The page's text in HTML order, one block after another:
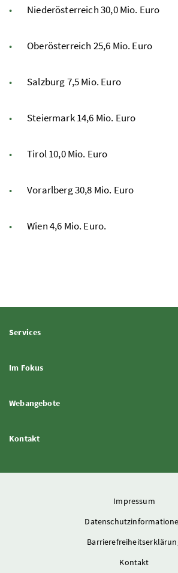
Niederösterreich 30,0 Mio. Euro
Oberösterreich 25,6 Mio. Euro
Salzburg 7,5 Mio. Euro
Steiermark 14,6 Mio. Euro
Tirol 10,0 Mio. Euro
Vorarlberg 30,8 Mio. Euro
Wien 4,6 Mio. Euro.
ServicesInhalt aufklappen
Im FokusInhalt aufklappen
WebangeboteInhalt aufklappen
KontaktInhalt aufklappen
Impressum
Kontakt